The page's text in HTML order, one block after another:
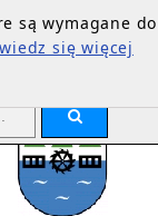
są wymagane do
się więcej